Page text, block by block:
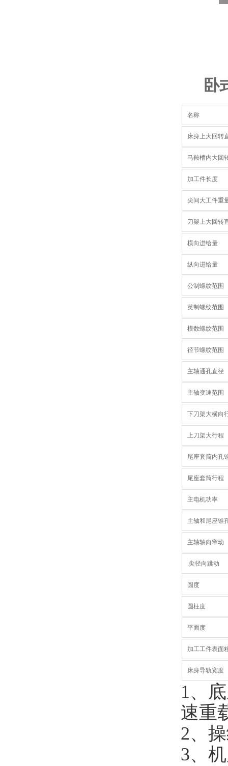
卧
名称
床身上大回转
马鞍槽内大回
加工件长度
尖间大工件重
刀架上大回转
横向进给量
纵向进给量
公制螺纹范围
英制螺纹范围
模数螺纹范围
径节螺纹范围
主轴通孔直径
主轴变速范围
下刀架大横向
上刀架大行程
尾座套筒内孔
尾座套筒行程
主电机功率
主轴和尾座锥
主轴轴向窜动
.尖径向跳动
圆度
圆柱度
平面度
加工工件表面
床身导轨宽度
1、
速重
2、
3、